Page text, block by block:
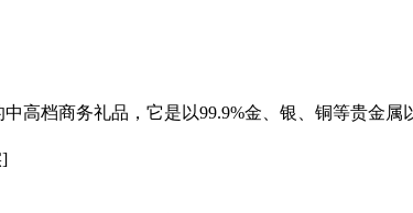
档商务礼品，它是以99.9%金、银、铜等贵金属
]